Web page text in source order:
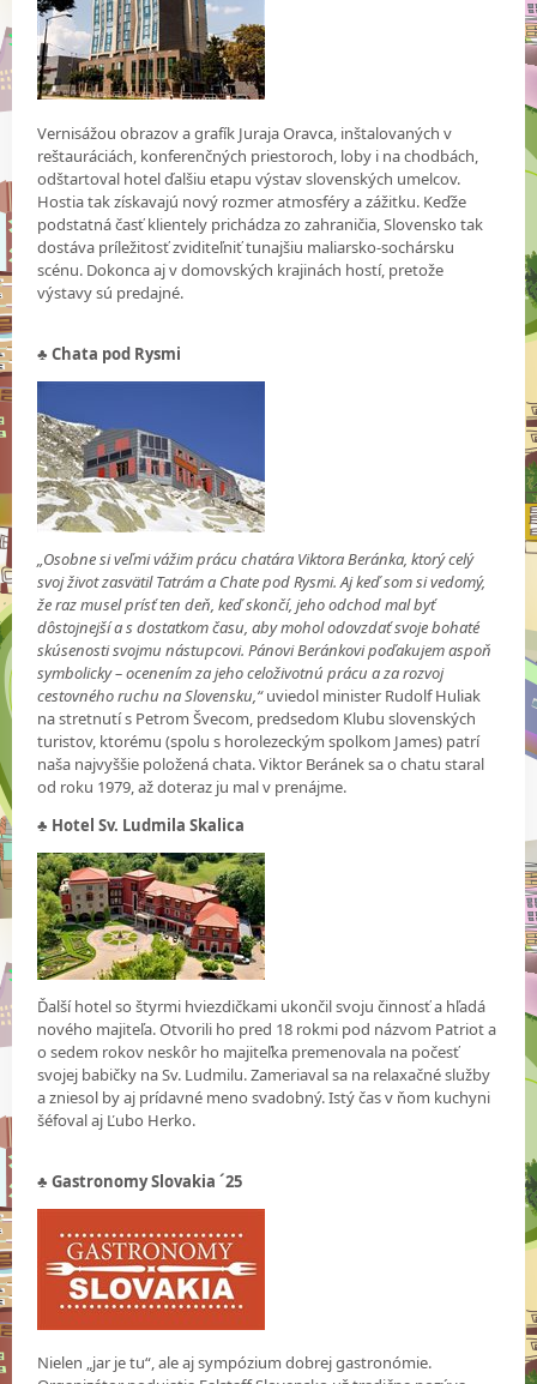
Vernisážou obrazov a grafík Juraja Oravca, inštalovaných v
reštauráciách, konferenčných priestoroch, loby i na chodbách,
odštartoval hotel ďalšiu etapu výstav slovenských umelcov.
Hostia tak získavajú nový rozmer atmosféry a zážitku. Keďže
podstatná časť klientely prichádza zo zahraničia, Slovensko tak
dostáva príležitosť zviditeľniť tunajšiu maliarsko-sochársku
scénu. Dokonca aj v domovských krajinách hostí, pretože
výstavy sú predajné.
♣ Chata pod Rysmi
„Osobne si veľmi vážim prácu chatára Viktora Beránka, ktorý celý
svoj život zasvätil Tatrám a Chate pod Rysmi. Aj keď som si vedomý,
že raz musel prísť ten deň, keď skončí, jeho odchod mal byť
dôstojnejší a s dostatkom času, aby mohol odovzdať svoje bohaté
skúsenosti svojmu nástupcovi. Pánovi Beránkovi poďakujem aspoň
symbolicky – ocenením za jeho celoživotnú prácu a za rozvoj
cestovného ruchu na Slovensku,“uviedol minister Rudolf Huliak
na stretnutí s Petrom Švecom, predsedom Klubu slovenských
turistov, ktorému (spolu s horolezeckým spolkom James) patrí
naša najvyššie položená chata. Viktor Beránek sa o chatu staral
od roku 1979, až doteraz ju mal v prenájme.
♣ Hotel Sv. Ludmila Skalica
Ďalší hotel so štyrmi hviezdičkami ukončil svoju činnosť a hľadá
nového majiteľa. Otvorili ho pred 18 rokmi pod názvom Patriot a
o sedem rokov neskôr ho majiteľka premenovala na počesť
svojej babičky na Sv. Ludmilu. Zameriaval sa na relaxačné služby
a zniesol by aj prídavné meno svadobný. Istý čas v ňom kuchyni
šéfoval aj Ľubo Herko.
♣Gastronomy Slovakia ´25
Nielen „jar je tu“, ale aj sympózium dobrej gastronómie.